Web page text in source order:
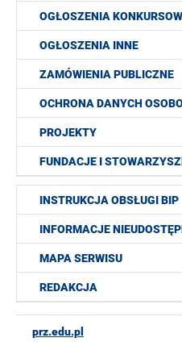
OGŁOSZENIA
OGŁOSZENIA INNE
ZAMÓWIENIA PUBLICZNE
OCHRONA DANYCH
PROJEKTY
FUNDACJE I
INSTRUKCJA OBSŁUGI BIP
INFORMACJE
MAPA SERWISU
REDAKCJA
prz.edu.pl